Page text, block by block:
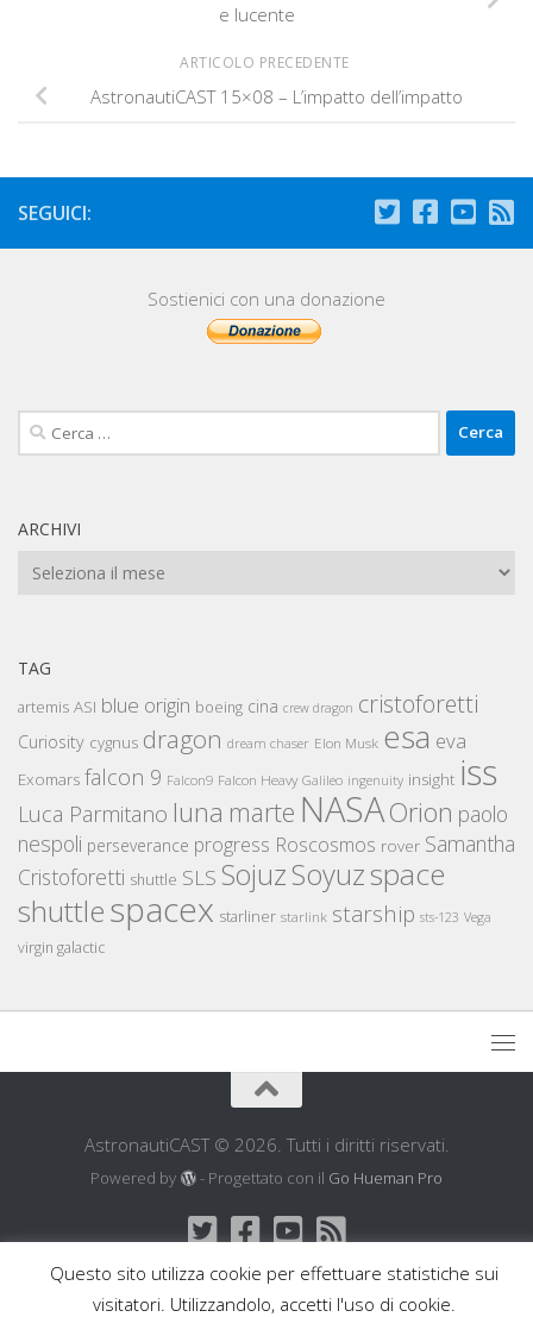
e lucente
ARTICOLO PRECEDENTE
AstronautiCAST 15×08 – L’impatto dell’impatto
SEGUICI:
Sostienici con una donazione
Ricerca
per:
ARCHIVI
Archivi
TAG
artemis ASI blue origin boeing cina crew dragon cristoforetti
Curiosity cygnus dragon dream chaser Elon Musk esa eva
Exomars falcon 9 Falcon9 Falcon Heavy Galileo ingenuity insight iss
Luca Parmitano luna marte NASAOrion paolo
nespoli perseverance progress Roscosmos rover Samantha
Cristoforetti shuttle SLS SojuzSoyuzspace
shuttlespacex starliner starlink starship sts-123 Vega
virgin galactic
AstronautiCAST © 2026. Tutti i diritti riservati.
Powered by - Progettato con il Go Hueman Pro
Questo sito utilizza cookie per effettuare statistiche sui
visitatori. Utilizzandolo, accetti l'uso di cookie.